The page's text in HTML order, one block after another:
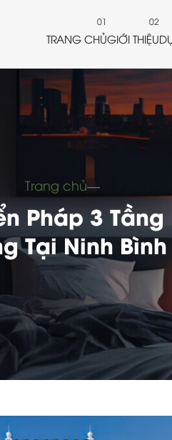
TRANG CHỦGIỚI THIỆU
Trang chủ―
Pháp 3
Tại Ninh Bình